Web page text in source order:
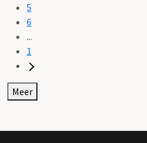
5
6
...
1
Meer